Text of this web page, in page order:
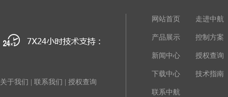
关于我们 联系我们 授权查询
网站首页 走进中航
产品展示 控制方案
新闻中心 授权查询
下载中心 技术指南
联系中航